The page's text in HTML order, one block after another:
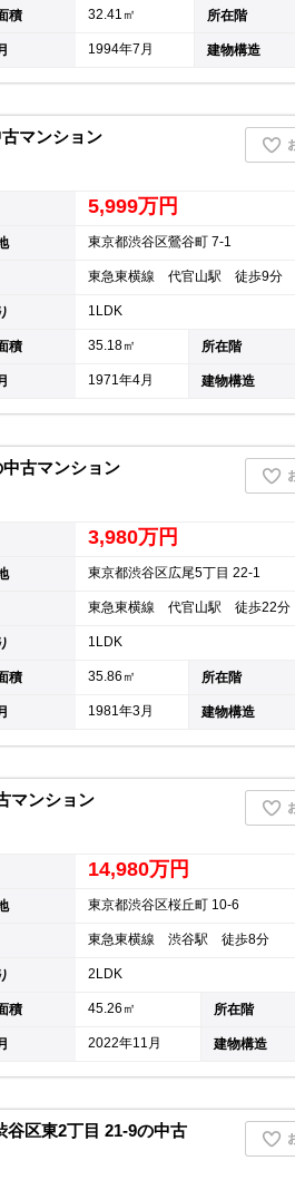
積 32.41㎡ 所在階
1994年7月 建物構造
マンション
5,999万円
東京都渋谷区鶯谷町 7-1
東急東横線 代官山駅 徒歩9分
1LDK
積 35.18㎡ 所在階
1971年4月 建物構造
古マンション
3,980万円
東京都渋谷区広尾5丁目 22-1
東急東横線 代官山駅 徒歩22分
1LDK
積 35.86㎡ 所在階
1981年3月 建物構造
マンション
14,980万円
東京都渋谷区桜丘町 10-6
東急東横線 渋谷駅 徒歩8分
2LDK
積 45.26㎡ 所在階
2022年11月 建物構造
区東2丁目 21-9の中古